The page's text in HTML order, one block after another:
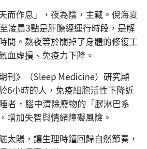
而作息」，夜為陰，主藏。倪海夏
凌晨3點是肝膽經運行時段，是解
間。熬夜等於關掉了身體的修復工
血虛損、免疫力下降。
刊》（Sleep Medicine）研究顯
6小時的人，免疫細胞活性下降近
者，腦中清除廢物的「膠淋巴系
增加失智與情緒障礙風險。
太陽，讓生理時鐘回歸自然節奏，